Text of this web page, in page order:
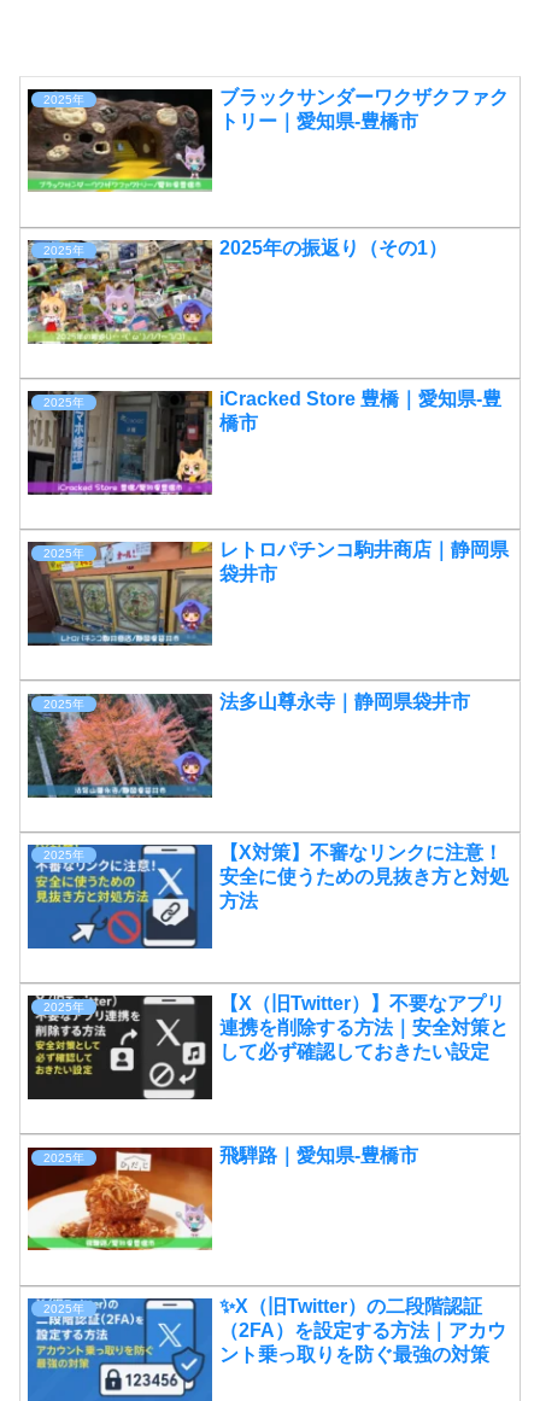
2025年
ブラックサンダーワクザクファク
トリー｜愛知県-豊橋市
2025年 2025年の振返り（その1）
2025年
iCracked Store 豊橋｜愛知県-豊
橋市
2025年
レトロパチンコ駒井商店｜静岡県
袋井市
2025年 法多山尊永寺｜静岡県袋井市
2025年
【X対策】不審なリンクに注意！
安全に使うための見抜き方と対処
方法
2025年
【X（旧Twitter）】不要なアプリ
連携を削除する方法｜安全対策と
して必ず確認しておきたい設定
2025年 飛騨路｜愛知県-豊橋市
2025年
✨X（旧Twitter）の二段階認証
（2FA）を設定する方法｜アカウ
ント乗っ取りを防ぐ最強の対策